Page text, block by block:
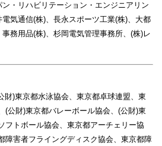
・リハビリテーション・エンジニアリン
気通信(株)、長永スポーツ工業(株)、大都
務用品(株)、杉岡電気管理事務所、(株)レ
財)東京都水泳協会、東京都卓球連盟、東
(公財)東京都バレーボール協会、(公財)東
フトボール協会、東京都アーチェリー協
障害者フライングディスク協会、東京都障